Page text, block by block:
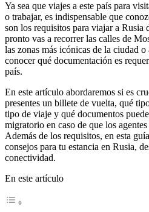
Ya sea que viajes a este país para
o trabajar, es indispensable que
son los requisitos para viajar a Rusia
pronto vas a recorrer las calles de
las zonas más icónicas de la ciudad
conocer qué documentación es
país.
En este artículo abordaremos si es
presentes un billete de vuelta, qué
tipo de viaje y qué documentos
migratorio en caso de que los
Además de los requisitos, en esta
consejos para tu estancia en Rusia,
conectividad.
En este artículo